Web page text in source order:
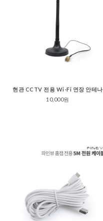
현관 CCTV 전용 Wi-Fi 연장 안테나
10,000원